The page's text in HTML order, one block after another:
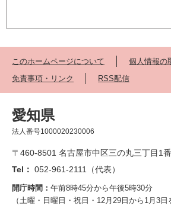
このホームページについて
個人情報の
免責事項・リンク
RSS配信
愛知県
法人番号1000020230006
〒460-8501 名古屋市中区三の丸三丁目1
Tel： 052-961-2111（代表）
開庁時間： 午前8時45分から午後5時30分
（土曜・日曜日・祝日・12月29日から1月3日